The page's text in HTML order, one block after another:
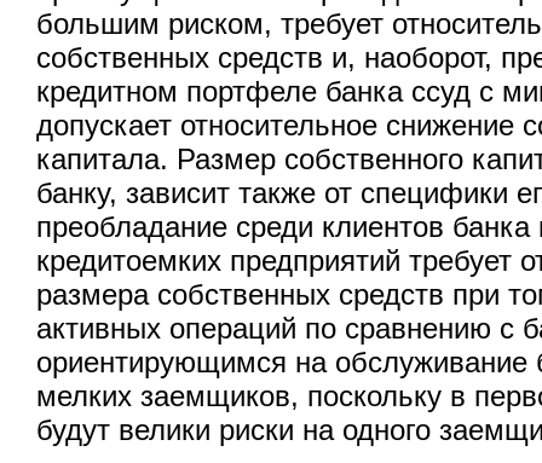
большим риском, требует
собственных средств и, наоборот,
кредитном портфеле банка ссуд с
допускает относительное снижение
капитала. Размер собственного
банку, зависит также от специфики
преобладание среди клиентов банка
кредитоемких предприятий требует
размера собственных средств при
активных операций по сравнению с
ориентирующимся на обслуживание
мелких заемщиков, поскольку в
будут велики риски на одного